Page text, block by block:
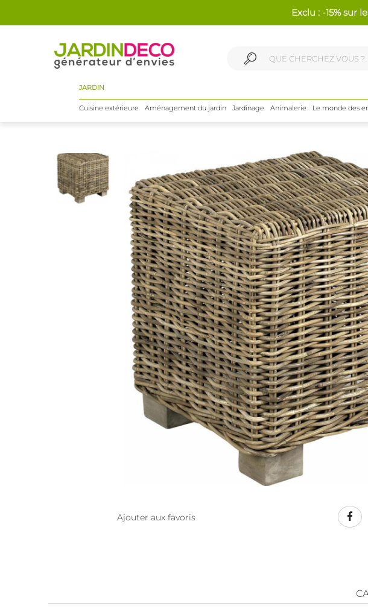
Exclu : -15% sur
JARDIN
Cuisine extérieure Aménagement du jardin Jardinage Animalerie Le monde des
Ajouter aux favoris